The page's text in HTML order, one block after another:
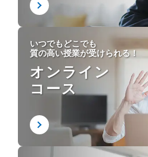
いつでもどこでも
質の高い授業が受けられる！
オンライン
コース